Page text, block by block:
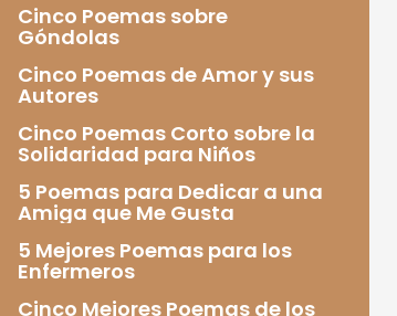
Cinco Poemas sobre
Góndolas
Cinco Poemas de Amor y sus
Autores
Cinco Poemas Corto sobre la
Solidaridad para Niños
5 Poemas para Dedicar a una
Amiga que Me Gusta
5 Mejores Poemas para los
Enfermeros
Cinco Mejores Poemas de los